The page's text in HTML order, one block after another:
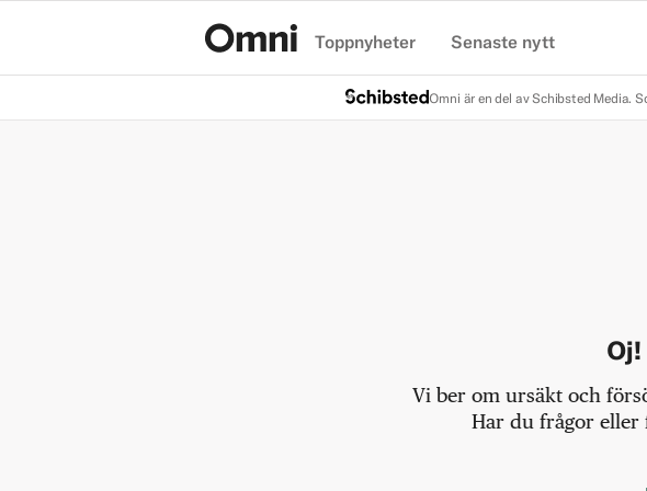
Toppnyheter Senaste nytt
Omni är en del av Schibsted Media.
Vi ber om ursäkt och
Har du frågor eller